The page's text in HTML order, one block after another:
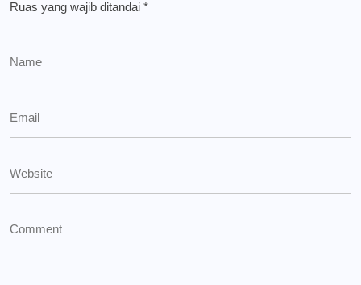
Ruas yang wajib ditandai *